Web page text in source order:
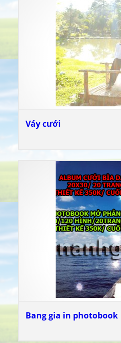
Váy cưới
Bang gia in photobook